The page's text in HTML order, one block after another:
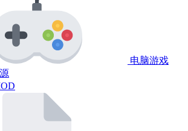
电脑游戏